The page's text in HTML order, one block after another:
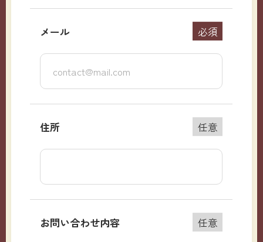
必須
メール
任意
住所
任意
お問い合わせ内容